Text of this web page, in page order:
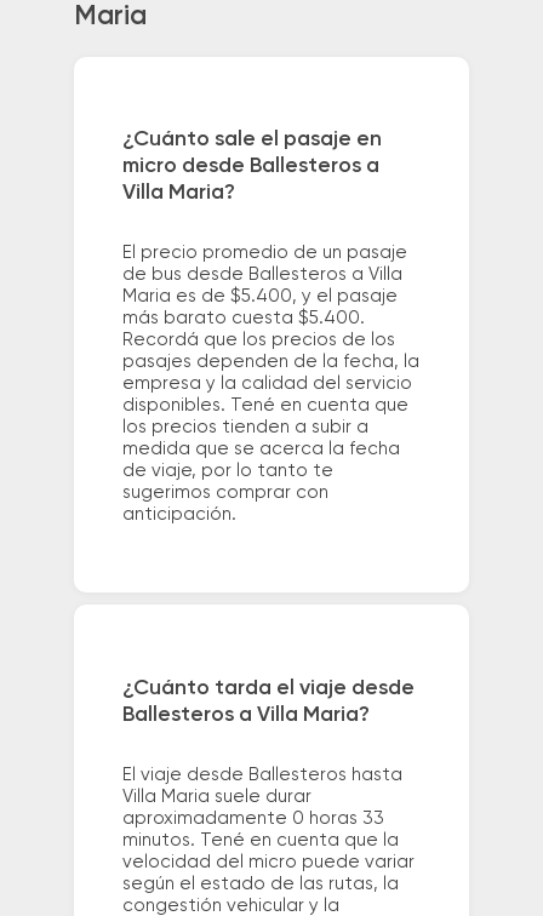
Maria
¿Cuánto sale el pasaje en
micro desde Ballesteros a
Villa Maria?
El precio promedio de un pasaje
de bus desde Ballesteros a Villa
Maria es de $5.400, y el pasaje
más barato cuesta $5.400.
Recordá que los precios de los
pasajes dependen de la fecha, la
empresa y la calidad del servicio
disponibles. Tené en cuenta que
los precios tienden a subir a
medida que se acerca la fecha
de viaje, por lo tanto te
sugerimos comprar con
anticipación.
¿Cuánto tarda el viaje desde
Ballesteros a Villa Maria?
El viaje desde Ballesteros hasta
Villa Maria suele durar
aproximadamente 0 horas 33
minutos. Tené en cuenta que la
velocidad del micro puede variar
según el estado de las rutas, la
congestión vehicular y la